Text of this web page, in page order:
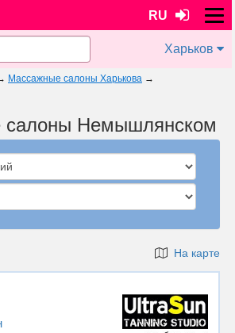
RU
Харьков
Массажные салоны Харькова →
салоны Немышлянском
На карте